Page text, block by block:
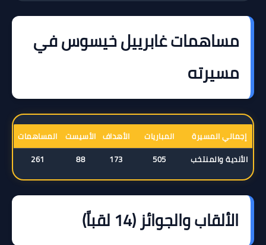
مساهمات غابرييل خيسوس في
مسيرته
إجمالي المسيرة المباريات الأهداف الأسيست المساهمات
الأندية والمنتخب
505
173
261
الألقاب والجوائز (14 لقباً)